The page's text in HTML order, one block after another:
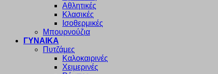
Αθλητικές
Κλασικές
Ισοθερμικές
Μπουρνούζια
ΓΥΝΑΙΚΑ
Πυτζάμες
Καλοκαιρινές
Χειμερινές